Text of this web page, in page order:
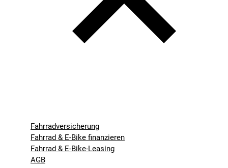
Fahrradversicherung
Fahrrad & E-Bike finanzieren
Fahrrad & E-Bike-Leasing
AGB